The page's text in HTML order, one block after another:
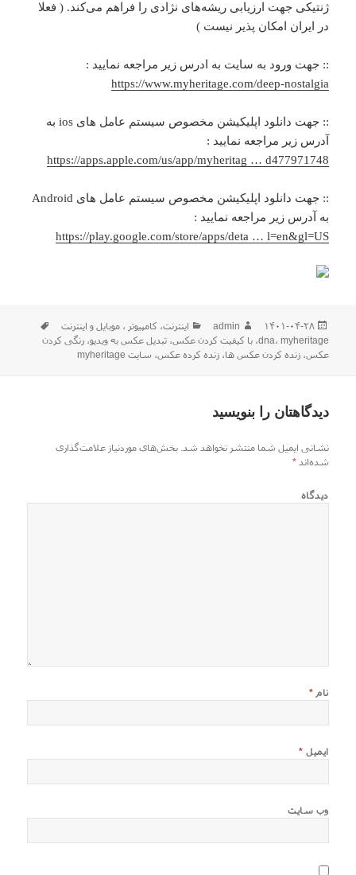
ژنتیکی جهت ارزیابی ریشه‌های نژادی را فراهم می‌کند. ( فعلا
در ایران امکان پذیر نیست )
:: جهت ورود به سایت به ادرس زیر مراجعه نمایید :
https://www.myheritage.com/deep-nostalgia
:: جهت دانلود اپلیکیشن مخصوص سیستم عامل های ios به
آدرس زیر مراجعه نمایید :
https://apps.apple.com/us/app/myheritag … d477971748
:: جهت دانلود اپلیکیشن مخصوص سیستم عامل های Android
به آدرس زیر مراجعه نمایید :
https://play.google.com/store/apps/deta … l=en&gl=US
ارسال
شده
در
۱۴۰۱-۰۴-۲۸ نویسنده
admin دسته‌ها
اينترنت، كامپيوتر ، موبایل و اينترنت
dna، myheritage ،با کیفیت کردن عکس،تبدیل عکس به ویدیو،رنگی کردن
عکس،زنده کردن عکس ها،زنده کرده عکس، سایت myheritage
دیدگاهتان را بنویسید
نشانی ایمیل شما منتشر نخواهد شد. بخش‌های موردنیاز علامت‌گذاری
شده‌اند*
دیدگاه
نام *
ایمیل *
وب‌ سایت